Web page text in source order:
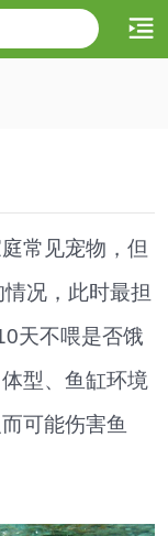
常见宠物，但
况，此时最担
天不喂是否饿
型、鱼缸环境
可能伤害鱼